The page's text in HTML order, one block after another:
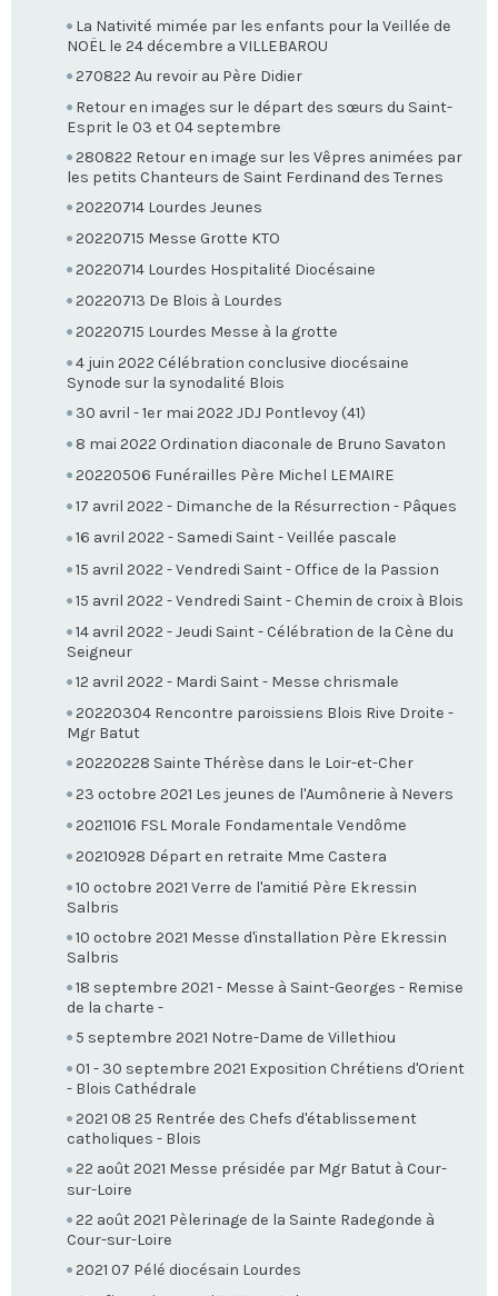
La Nativité mimée par les enfants pour la Veillée de
NOËL le 24 décembre a VILLEBAROU
270822 Au revoir au Père Didier
Retour en images sur le départ des sœurs du Saint-
Esprit le 03 et 04 septembre
280822 Retour en image sur les Vêpres animées par
les petits Chanteurs de Saint Ferdinand des Ternes
20220714 Lourdes Jeunes
20220715 Messe Grotte KTO
20220714 Lourdes Hospitalité Diocésaine
20220713 De Blois à Lourdes
20220715 Lourdes Messe à la grotte
4 juin 2022 Célébration conclusive diocésaine
Synode sur la synodalité Blois
30 avril - 1er mai 2022 JDJ Pontlevoy (41)
8 mai 2022 Ordination diaconale de Bruno Savaton
20220506 Funérailles Père Michel LEMAIRE
17 avril 2022 - Dimanche de la Résurrection - Pâques
16 avril 2022 - Samedi Saint - Veillée pascale
15 avril 2022 - Vendredi Saint - Office de la Passion
15 avril 2022 - Vendredi Saint - Chemin de croix à Blois
14 avril 2022 - Jeudi Saint - Célébration de la Cène du
Seigneur
12 avril 2022 - Mardi Saint - Messe chrismale
20220304 Rencontre paroissiens Blois Rive Droite -
Mgr Batut
20220228 Sainte Thérèse dans le Loir-et-Cher
23 octobre 2021 Les jeunes de l'Aumônerie à Nevers
20211016 FSL Morale Fondamentale Vendôme
20210928 Départ en retraite Mme Castera
10 octobre 2021 Verre de l'amitié Père Ekressin
Salbris
10 octobre 2021 Messe d'installation Père Ekressin
Salbris
18 septembre 2021 - Messe à Saint-Georges - Remise
de la charte -
5 septembre 2021 Notre-Dame de Villethiou
01 - 30 septembre 2021 Exposition Chrétiens d'Orient
- Blois Cathédrale
2021 08 25 Rentrée des Chefs d'établissement
catholiques - Blois
22 août 2021 Messe présidée par Mgr Batut à Cour-
sur-Loire
22 août 2021 Pèlerinage de la Sainte Radegonde à
Cour-sur-Loire
2021 07 Pélé diocésain Lourdes